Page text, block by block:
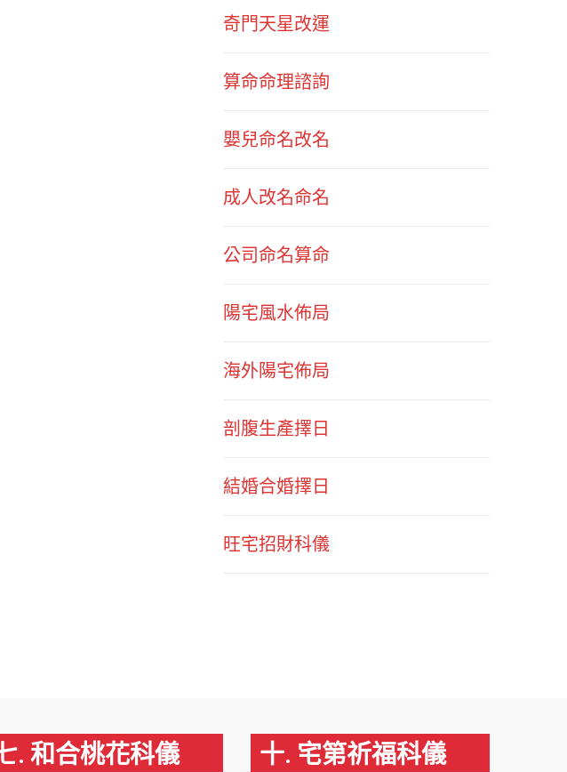
奇門天星改運
算命命理諮詢
嬰兒命名改名
成人改名命名
公司命名算命
陽宅風水佈局
海外陽宅佈局
剖腹生產擇日
結婚合婚擇日
旺宅招財科儀
. 和合桃花科儀 十. 宅第祈福科儀